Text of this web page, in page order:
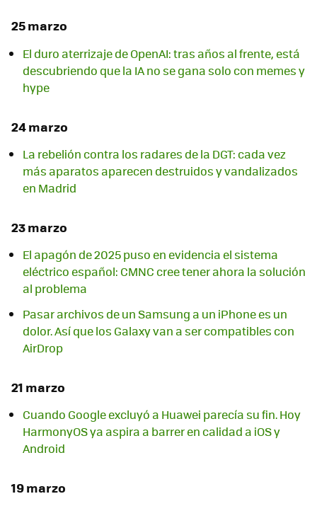
25 marzo
El duro aterrizaje de OpenAI: tras años al frente, está
descubriendo que la IA no se gana solo con memes y
hype
24 marzo
La rebelión contra los radares de la DGT: cada vez
más aparatos aparecen destruidos y vandalizados
en Madrid
23 marzo
El apagón de 2025 puso en evidencia el sistema
eléctrico español: CMNC cree tener ahora la solución
al problema
Pasar archivos de un Samsung a un iPhone es un
dolor. Así que los Galaxy van a ser compatibles con
AirDrop
21 marzo
Cuando Google excluyó a Huawei parecía su fin. Hoy
HarmonyOS ya aspira a barrer en calidad a iOS y
Android
19 marzo